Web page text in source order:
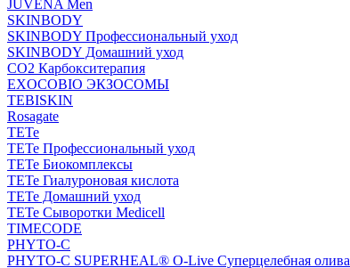
JUVENA Men
SKINBODY
SKINBODY Профессиональный уход
SKINBODY Домашний уход
CO2 Карбокситерапия
EXOCOBIO ЭКЗОСОМЫ
TEBISKIN
Rosagate
TETe
TETe Профессиональный уход
TETe Биокомплексы
TETe Гиалуроновая кислота
TETe Домашний уход
TETe Сыворотки Medicell
TIMECODE
PHYTO-C
PHYTO-C SUPERHEAL® O-Live Суперцелебная олива